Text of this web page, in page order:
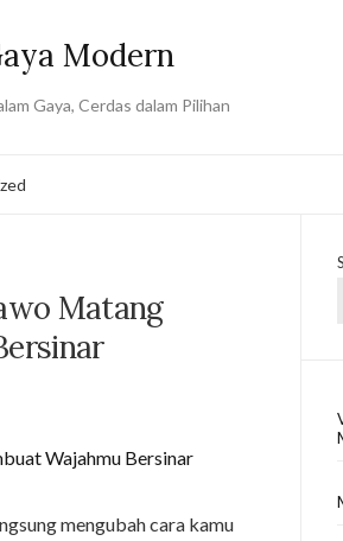
Modern
Gaya, Cerdas dalam Pilihan
Matang
mengubah cara kamu